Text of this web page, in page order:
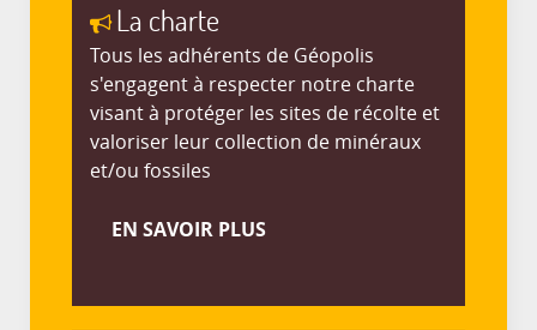
La charte
Tous les adhérents de Géopolis
s'engagent à respecter notre charte
visant à protéger les sites de récolte et
valoriser leur collection de minéraux
et/ou fossiles
EN SAVOIR PLUS